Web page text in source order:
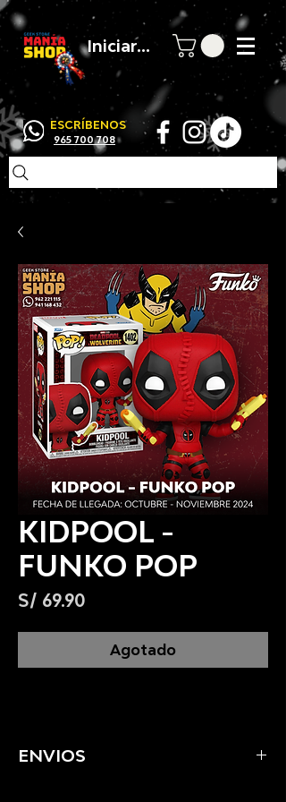
Iniciar sesión
ESCRÍBENOS
965 700 708
KIDPOOL -
FUNKO POP
S/ 69.90Precio
Agotado
ENVIOS